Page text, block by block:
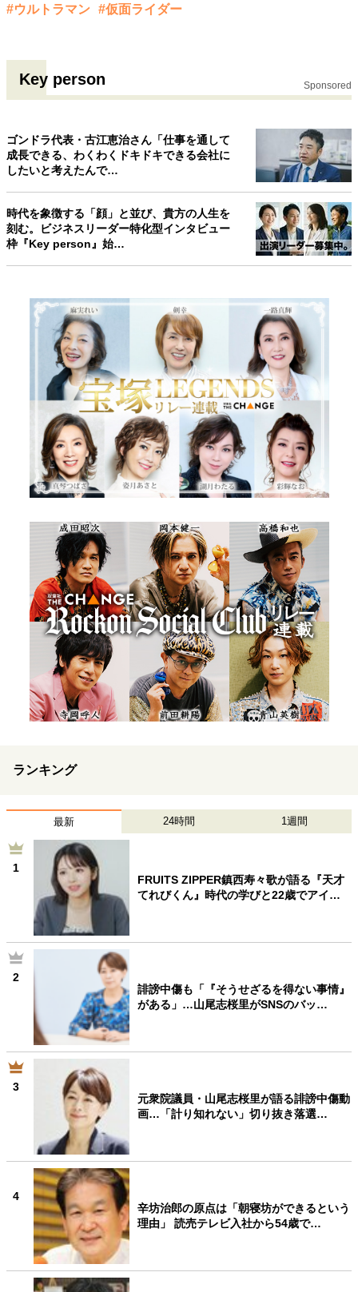
#ウルトラマン #仮面ライダー
Key person Sponsored
ゴンドラ代表・古江恵治さん「仕事を通して
成長できる、わくわくドキドキできる会社に
したいと考えたんで…
時代を象徴する「顔」と並び、貴方の人生を
刻む。ビジネスリーダー特化型インタビュー
枠『Key person』始…
ランキング
最新 24時間 1週間
1
FRUITS ZIPPER鎮西寿々歌が語る『天才
てれびくん』時代の学びと22歳でアイ…
2
誹謗中傷も「『そうせざるを得ない事情』
がある」…山尾志桜里がSNSのバッ…
3
元衆院議員・山尾志桜里が語る誹謗中傷動
画…「計り知れない」切り抜き落選…
4
辛坊治郎の原点は「朝寝坊ができるという
理由」 読売テレビ入社から54歳で…